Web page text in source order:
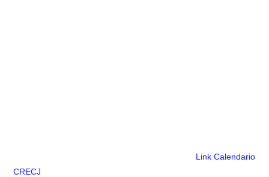
Link Calendario
CRECJ